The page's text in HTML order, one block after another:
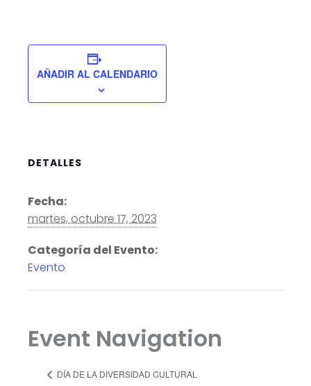
AÑADIR AL CALENDARIO
DETALLES
Fecha:
martes, octubre 17, 2023
Categoría del Evento:
Evento
Event Navigation
DÍA DE LA DIVERSIDAD CULTURAL